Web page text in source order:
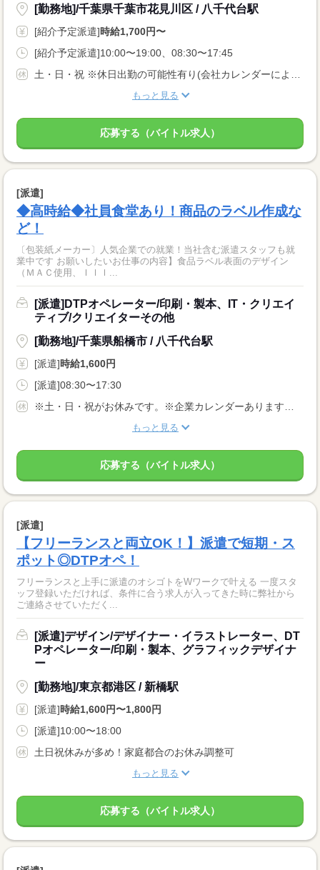
[勤務地]/千葉県千葉市花見川区 / 八千代台駅
[紹介予定派遣]時給1,700円〜
[紹介予定派遣]10:00〜19:00、08:30〜17:45
土・日・祝 ※休日出勤の可能性有り(会社カレンダーによる) ※正社員後※ 有給休暇、年末年始休暇
もっと見る
応募する（バイトル求人）
[派遣]
◆高時給◆社員食堂あり！商品のラベル作成な
ど！
〔包装紙メーカー〕人気企業での就業！当社含む派遣スタッフも就
業中です お願いしたいお仕事の内容】食品ラベル表面のデザイン
（ＭＡＣ使用、Ｉｌｌ...
[派遣]DTPオペレーター/印刷・製本、IT・クリエイ
ティブ/クリエイターその他
[勤務地]/千葉県船橋市 / 八千代台駅
[派遣]時給1,600円
[派遣]08:30〜17:30
※土・日・祝がお休みです。※企業カレンダーあります。（週5日勤務）
もっと見る
応募する（バイトル求人）
[派遣]
【フリーランスと両立OK！】派遣で短期・ス
ポット◎DTPオペ！
フリーランスと上手に派遣のオシゴトをWワークで叶える 一度スタ
ッフ登録いただければ、条件に合う求人が入ってきた時に弊社から
ご連絡させていただく...
[派遣]デザイン/デザイナー・イラストレーター、DT
Pオペレーター/印刷・製本、グラフィックデザイナ
ー
[勤務地]/東京都港区 / 新橋駅
[派遣]時給1,600円〜1,800円
[派遣]10:00〜18:00
土日祝休みが多め！家庭都合のお休み調整可
もっと見る
応募する（バイトル求人）